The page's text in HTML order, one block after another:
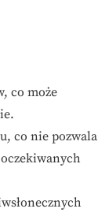
co może
co nie pozwala